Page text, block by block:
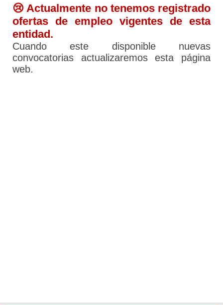
😢 Actualmente no tenemos registrado
ofertas de empleo vigentes de esta
entidad.
Cuando este disponible nuevas
convocatorias actualizaremos esta página
web.